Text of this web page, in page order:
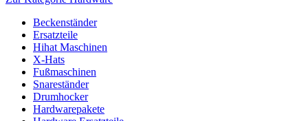
Beckenständer
Ersatzteile
Hihat Maschinen
X-Hats
Fußmaschinen
Snareständer
Drumhocker
Hardwarepakete